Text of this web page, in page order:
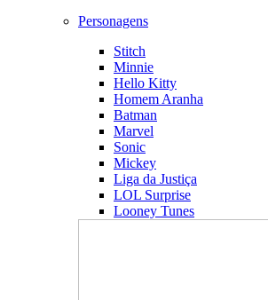
Personagens
Stitch
Minnie
Hello Kitty
Homem Aranha
Batman
Marvel
Sonic
Mickey
Liga da Justiça
LOL Surprise
Looney Tunes